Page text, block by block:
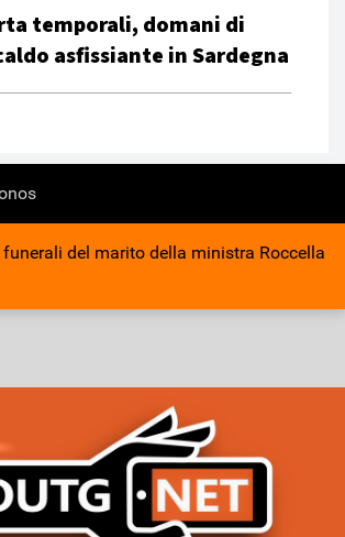
temporali, domani di
asfissiante in Sardegna
del marito della ministra Roccella